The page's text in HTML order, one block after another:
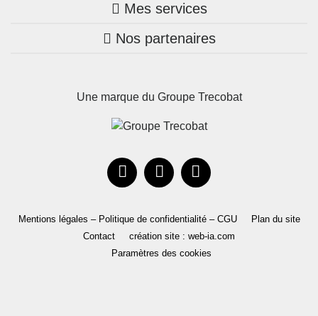
Bretagne
Pays de la Loire
Occitanie
Nos annonces
Maison + terrain
Mes services
Mon compte Trecobois
Parrainez un proche!
Nos partenaires
Une marque du Groupe Trecobat
Mentions légales – Politique de confidentialité – CGU
Plan du site
Contact
création site : web-ia.com
Paramètres des cookies